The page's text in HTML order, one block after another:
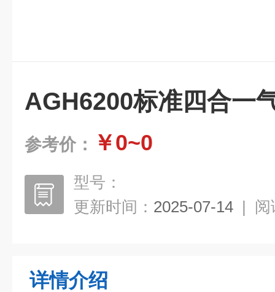
AGH6200标准四合一
参考价： ￥0~0
型号：
更新时间： 2025-07-14 | 阅
详情介绍